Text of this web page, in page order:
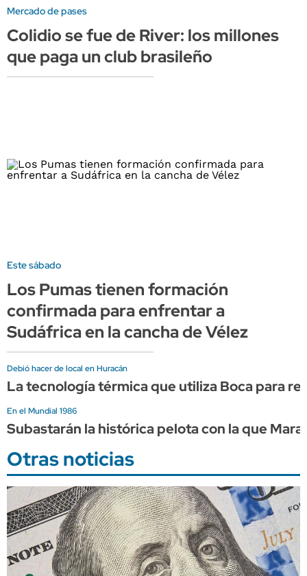
Mercado de pases
Colidio se fue de River: los millones
que paga un club brasileño
Este sábado
Los Pumas tienen formación
confirmada para enfrentar a
Sudáfrica en la cancha de Vélez
Debió hacer de local en Huracán
La tecnología térmica que utiliza Boca para
En el Mundial 1986
Subastarán la histórica pelota con la que
Otras noticias